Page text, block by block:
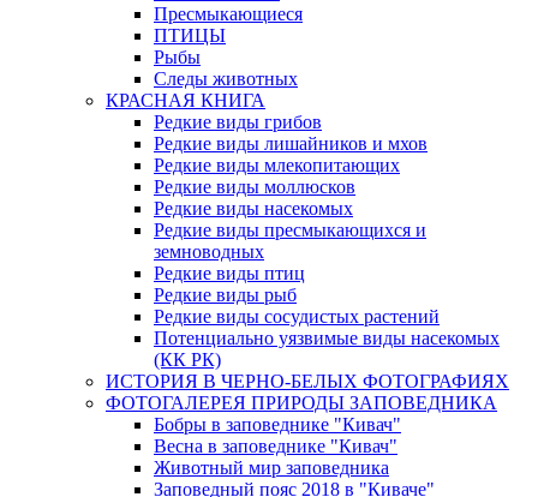
Пресмыкающиеся
ПТИЦЫ
Рыбы
Следы животных
КРАСНАЯ КНИГА
Редкие виды грибов
Редкие виды лишайников и мхов
Редкие виды млекопитающих
Редкие виды моллюсков
Редкие виды насекомых
Редкие виды пресмыкающихся и
земноводных
Редкие виды птиц
Редкие виды рыб
Редкие виды сосудистых растений
Потенциально уязвимые виды насекомых
(КК РК)
ИСТОРИЯ В ЧЕРНО-БЕЛЫХ ФОТОГРАФИЯХ
ФОТОГАЛЕРЕЯ ПРИРОДЫ ЗАПОВЕДНИКА
Бобры в заповеднике "Кивач"
Весна в заповеднике "Кивач"
Животный мир заповедника
Заповедный пояс 2018 в "Киваче"